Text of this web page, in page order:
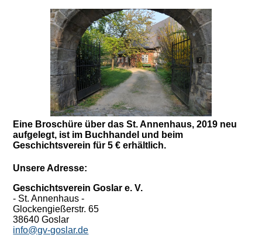
Eine Broschüre über das St. Annenhaus, 2019 neu
aufgelegt, ist im Buchhandel und beim
Geschichtsverein für 5 € erhältlich.
Unsere Adresse:
Geschichtsverein Goslar e. V.
- St. Annenhaus -
Glockengießerstr. 65
38640 Goslar
info@gv-goslar.de